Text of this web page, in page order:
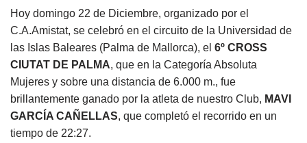
Hoy domingo 22 de Diciembre, organizado por el
C.A.Amistat, se celebró en el circuito de la Universidad de
las Islas Baleares (Palma de Mallorca), el 6º CROSS
CIUTAT DE PALMA, que en la Categoría Absoluta
Mujeres y sobre una distancia de 6.000 m., fue
brillantemente ganado por la atleta de nuestro Club, MAVI
GARCÍA CAÑELLAS, que completó el recorrido en un
tiempo de 22:27.